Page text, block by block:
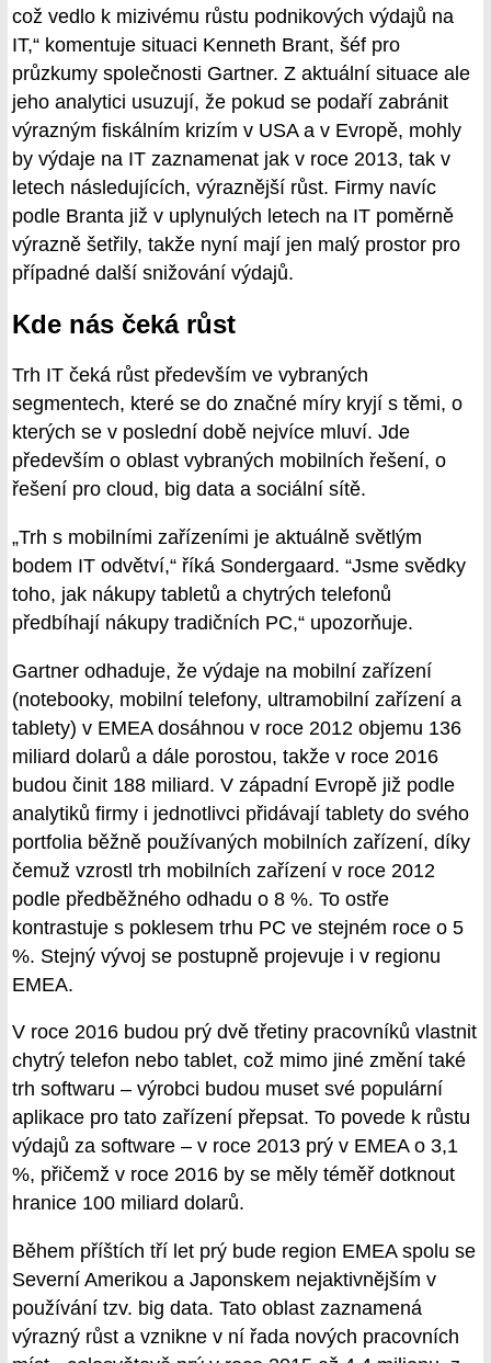
což vedlo k mizivému růstu podnikových výdajů na
IT,“ komentuje situaci Kenneth Brant, šéf pro
průzkumy společnosti Gartner. Z aktuální situace ale
jeho analytici usuzují, že pokud se podaří zabránit
výrazným fiskálním krizím v USA a v Evropě, mohly
by výdaje na IT zaznamenat jak v roce 2013, tak v
letech následujících, výraznější růst. Firmy navíc
podle Branta již v uplynulých letech na IT poměrně
výrazně šetřily, takže nyní mají jen malý prostor pro
případné další snižování výdajů.
Kde nás čeká růst
Trh IT čeká růst především ve vybraných
segmentech, které se do značné míry kryjí s těmi, o
kterých se v poslední době nejvíce mluví. Jde
především o oblast vybraných mobilních řešení, o
řešení pro cloud, big data a sociální sítě.
„Trh s mobilními zařízeními je aktuálně světlým
bodem IT odvětví,“ říká Sondergaard. “Jsme svědky
toho, jak nákupy tabletů a chytrých telefonů
předbíhají nákupy tradičních PC,“ upozorňuje.
Gartner odhaduje, že výdaje na mobilní zařízení
(notebooky, mobilní telefony, ultramobilní zařízení a
tablety) v EMEA dosáhnou v roce 2012 objemu 136
miliard dolarů a dále porostou, takže v roce 2016
budou činit 188 miliard. V západní Evropě již podle
analytiků firmy i jednotlivci přidávají tablety do svého
portfolia běžně používaných mobilních zařízení, díky
čemuž vzrostl trh mobilních zařízení v roce 2012
podle předběžného odhadu o 8 %. To ostře
kontrastuje s poklesem trhu PC ve stejném roce o 5
%. Stejný vývoj se postupně projevuje i v regionu
EMEA.
V roce 2016 budou prý dvě třetiny pracovníků vlastnit
chytrý telefon nebo tablet, což mimo jiné změní také
trh softwaru – výrobci budou muset své populární
aplikace pro tato zařízení přepsat. To povede k růstu
výdajů za software – v roce 2013 prý v EMEA o 3,1
%, přičemž v roce 2016 by se měly téměř dotknout
hranice 100 miliard dolarů.
Během příštích tří let prý bude region EMEA spolu se
Severní Amerikou a Japonskem nejaktivnějším v
používání tzv. big data. Tato oblast zaznamená
výrazný růst a vznikne v ní řada nových pracovních